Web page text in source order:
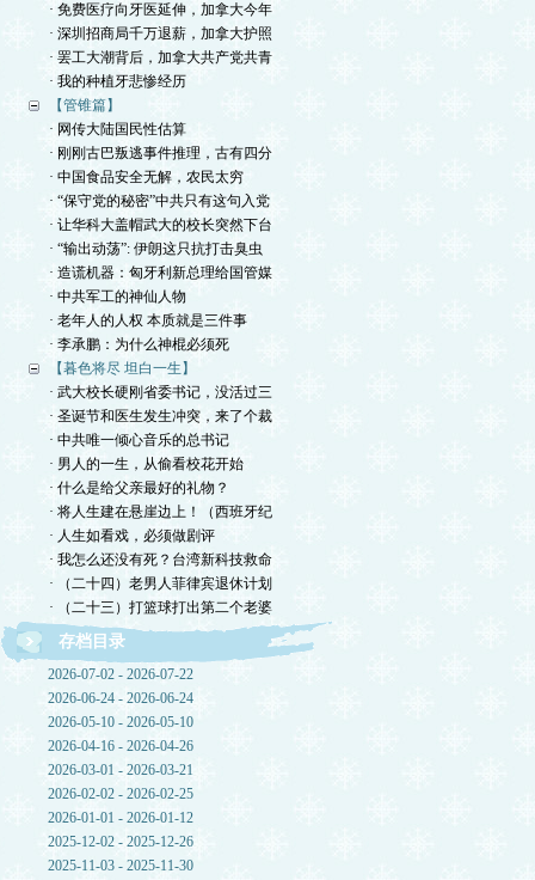
· 免费医疗向牙医延伸，加拿大今年
· 深圳招商局千万退薪，加拿大护照
· 罢工大潮背后，加拿大共产党共青
· 我的种植牙悲惨经历
【管锥篇】
· 网传大陆国民性估算
· 刚刚古巴叛逃事件推理，古有四分
· 中国食品安全无解，农民太穷
· “保守党的秘密”中共只有这句入党
· 让华科大盖帽武大的校长突然下台
· “输出动荡”: 伊朗这只抗打击臭虫
· 造谎机器：匈牙利新总理给国管媒
· 中共军工的神仙人物
· 老年人的人权 本质就是三件事
· 李承鹏：为什么神棍必须死
【暮色将尽 坦白一生】
· 武大校长硬刚省委书记，没活过三
· 圣诞节和医生发生冲突，来了个裁
· 中共唯一倾心音乐的总书记
· 男人的一生，从偷看校花开始
· 什么是给父亲最好的礼物？
· 将人生建在悬崖边上！（西班牙纪
· 人生如看戏，必须做剧评
· 我怎么还没有死？台湾新科技救命
· （二十四）老男人菲律宾退休计划
· （二十三）打篮球打出第二个老婆
存档目录
2026-07-02 - 2026-07-22
2026-06-24 - 2026-06-24
2026-05-10 - 2026-05-10
2026-04-16 - 2026-04-26
2026-03-01 - 2026-03-21
2026-02-02 - 2026-02-25
2026-01-01 - 2026-01-12
2025-12-02 - 2025-12-26
2025-11-03 - 2025-11-30